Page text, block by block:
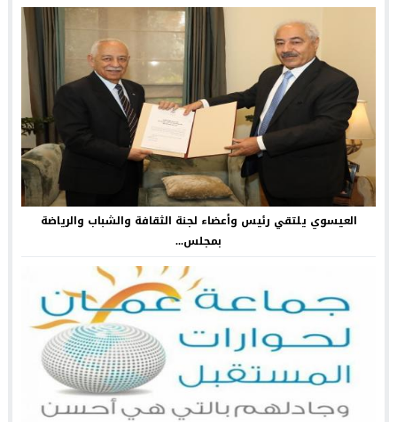
العيسوي يلتقي رئيس وأعضاء لجنة الثقافة والشباب والرياضة
بمجلس...